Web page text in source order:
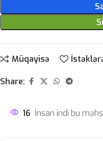
Müqayisə
Share:
16 İnsan indi bu